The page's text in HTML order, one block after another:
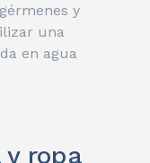
y
una
en agua
y ropa